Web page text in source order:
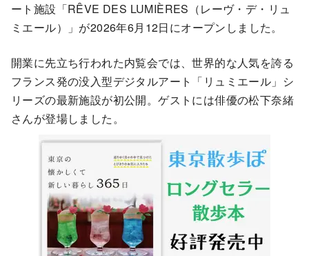
ート施設「RÊVE DES LUMIÈRES（レーヴ・デ・リュ
ミエール）」が2026年6月12日にオープンしました。
開業に先立ち行われた内覧会では、世界的な人気を誇る
フランス発の没入型デジタルアート「リュミエール」シ
リーズの最新施設が初公開。ゲストには俳優の松下奈緒
さんが登場しました。